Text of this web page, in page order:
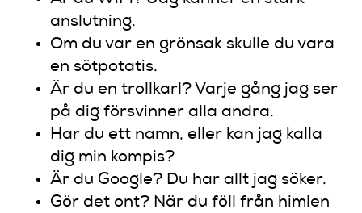
anslutning.
Om du var en grönsak skulle du vara
en sötpotatis.
Är du en trollkarl? Varje gång jag ser
på dig försvinner alla andra.
Har du ett namn, eller kan jag kalla
dig min kompis?
Är du Google? Du har allt jag söker.
Gör det ont? När du föll från himlen